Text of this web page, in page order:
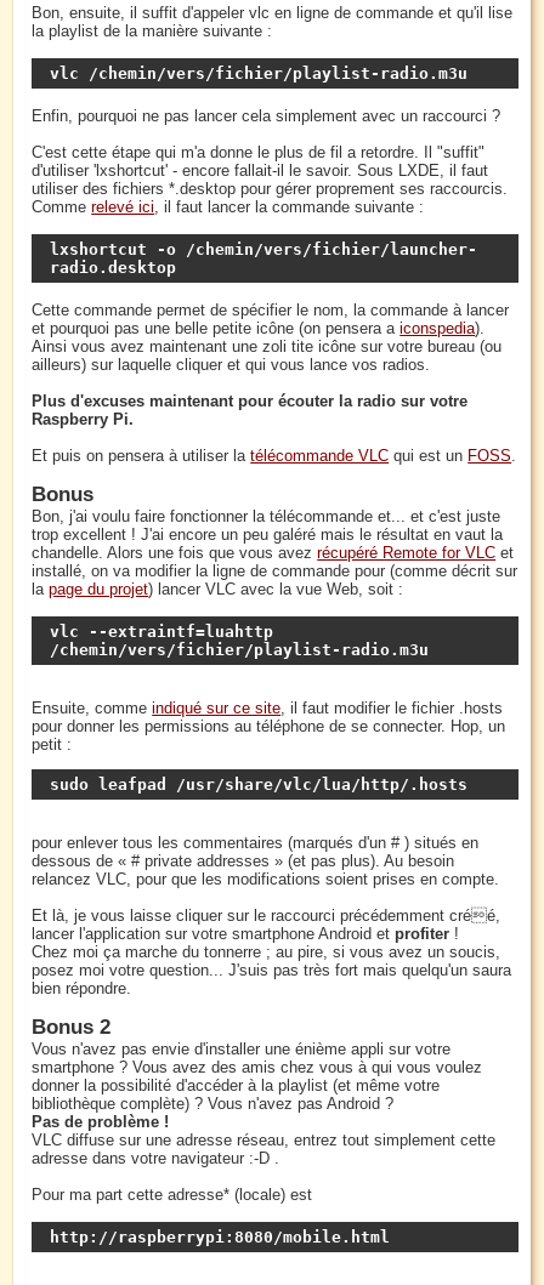
Bon, ensuite, il suffit d'appeler vlc en ligne de commande et qu'il lise
la playlist de la manière suivante :
vlc /chemin/vers/fichier/playlist-radio.m3u
Enfin, pourquoi ne pas lancer cela simplement avec un raccourci ?
C'est cette étape qui m'a donne le plus de fil a retordre. Il "suffit"
d'utiliser 'lxshortcut' - encore fallait-il le savoir. Sous LXDE, il faut
utiliser des fichiers *.desktop pour gérer proprement ses raccourcis.
Commerelevé ici, il faut lancer la commande suivante :
lxshortcut -o /chemin/vers/fichier/launcher-
radio.desktop
Cette commande permet de spécifier le nom, la commande à lancer
et pourquoi pas une belle petite icône (on pensera aiconspedia).
Ainsi vous avez maintenant une zoli tite icône sur votre bureau (ou
ailleurs) sur laquelle cliquer et qui vous lance vos radios.
Plus d'excuses maintenant pour écouter la radio sur votre
Raspberry Pi.
Et puis on pensera à utiliser latélécommande VLC qui est un FOSS.
Bonus
Bon, j'ai voulu faire fonctionner la télécommande et... et c'est juste
trop excellent ! J'ai encore un peu galéré mais le résultat en vaut la
chandelle. Alors une fois que vous avezrécupéré Remote for VLC et
installé, on va modifier la ligne de commande pour (comme décrit sur
lapage du projet) lancer VLC avec la vue Web, soit :
vlc --extraintf=luahttp
/chemin/vers/fichier/playlist-radio.m3u
Ensuite, commeindiqué sur ce site, il faut modifier le fichier .hosts
pour donner les permissions au téléphone de se connecter. Hop, un
petit :
sudo leafpad /usr/share/vlc/lua/http/.hosts
pour enlever tous les commentaires (marqués d'un # ) situés en
dessous de « # private addresses » (et pas plus). Au besoin
relancez VLC, pour que les modifications soient prises en compte.
Et là, je vous laisse cliquer sur le raccourci précédemment créé,
lancer l'application sur votre smartphone Android etprofiter !
Chez moi ça marche du tonnerre ; au pire, si vous avez un soucis,
posez moi votre question... J'suis pas très fort mais quelqu'un saura
bien répondre.
Bonus 2
Vous n'avez pas envie d'installer une énième appli sur votre
smartphone ? Vous avez des amis chez vous à qui vous voulez
donner la possibilité d'accéder à la playlist (et même votre
bibliothèque complète) ? Vous n'avez pas Android ?
Pas de problème !
VLC diffuse sur une adresse réseau, entrez tout simplement cette
adresse dans votre navigateur :-D .
Pour ma part cette adresse* (locale) est
http://raspberrypi:8080/mobile.html